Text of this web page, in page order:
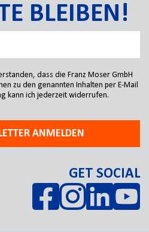
BLEIBEN!
dass die Franz Moser GmbH
zu den genannten Inhalten per E-Mail
kann ich jederzeit widerrufen.
ANMELDEN
GET SOCIAL